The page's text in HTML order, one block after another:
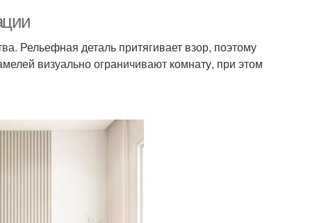
Рельефная деталь притягивает взор, поэтому
визуально ограничивают комнату, при этом